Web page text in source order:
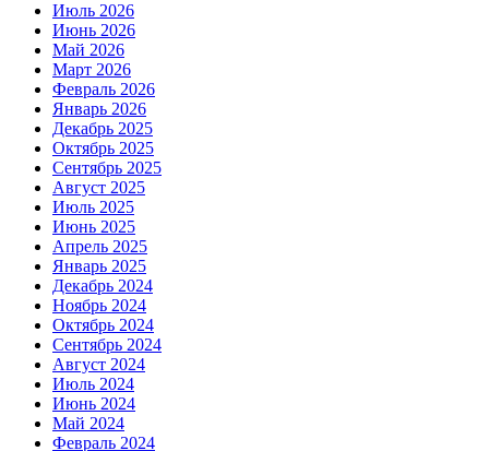
Июль 2026
Июнь 2026
Май 2026
Март 2026
Февраль 2026
Январь 2026
Декабрь 2025
Октябрь 2025
Сентябрь 2025
Август 2025
Июль 2025
Июнь 2025
Апрель 2025
Январь 2025
Декабрь 2024
Ноябрь 2024
Октябрь 2024
Сентябрь 2024
Август 2024
Июль 2024
Июнь 2024
Май 2024
Февраль 2024